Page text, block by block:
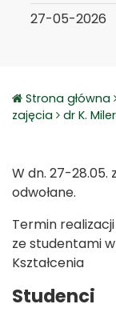
27-05-2026
Strona główna
zajęcia
dr K.
Studenci
W dn. 27-28.05.
odwołane.
Termin
ze studentami
Kształcenia